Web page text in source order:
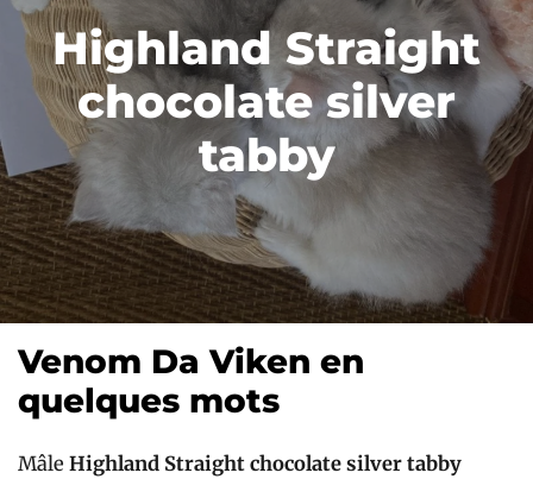
Highland Straight
chocolate silver
tabby
Venom Da Viken en
quelques mots
Mâle Highland Straight chocolate silver tabby